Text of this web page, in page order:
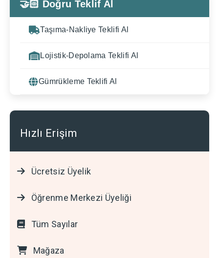
🤝🏻 Doğru Teklif Al
Taşıma-Nakliye Teklifi Al
Lojistik-Depolama Teklifi Al
Gümrükleme Teklifi Al
Hızlı Erişim
Ücretsiz Üyelik
Öğrenme Merkezi Üyeliği
Tüm Sayılar
Mağaza